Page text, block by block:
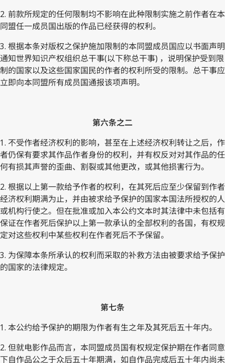
2. 前款所规定的任何限制均不影响在此种限制实施之前作者在本
同盟任一成员国出版的作品已经获得的权利。
3. 根据本条对版权之保护施加限制的本同盟成员国应以书面声明
通知世界知识产权组织总干事(以下称总干事) ，说明保护受到限
制的国家以及这些国家国民的作者的权利所受的限制。总干事应
立即向本同盟所有成员国通报该项声明。
第六条之二
1. 不受作者经济权利的影响，甚至在上述经济权利转让之后，作
者仍保有要求其作品作者身份的权利，并有权反对对其作品的任
何有损其声誉的歪曲、割裂或其他更改，或其他损害行为。
2. 根据以上第一款给予作者的权利，在其死后应至少保留到作者
经济权利期满为止，并由被求给予保护的国家本国法所授权的人
或机构行使之。但在批准或加入本公约文本时其法律中未包括有
保证在作者死后保护以上第一款承认的全部权利的各国，有权规
定对这些权利中某些权利在作者死后不予保留。
3. 为保障本条所承认的权利而采取的补救方法由被要求给予保护
的国家的法律规定。
第七条
1. 本公约给予保护的期限为作者有生之年及其死后五十年内。
2. 但就电影作品而言，本同盟成员国有权规定保护期在作者同意
下自作品公之于众后五十年期满，如自作品完成后五十年内尚未